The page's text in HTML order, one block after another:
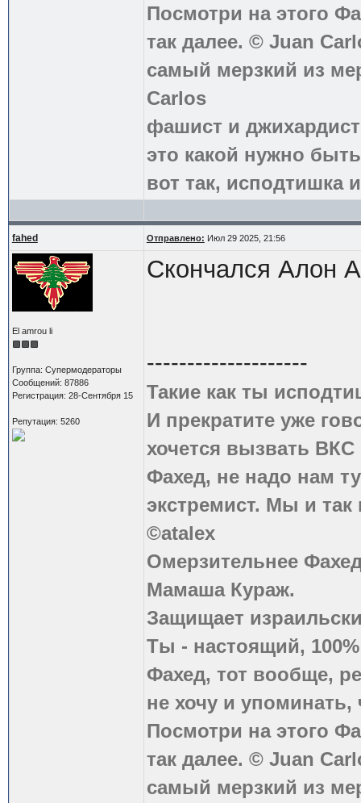
Посмотри на этого
так далее. © Juan
самый мерзкий из
Carlos
фашист и
это какой нужно
вот так, исподтишка
fahed Отправлено: Июл 29 2025, 21:56
El amrou li
Группа: Супермодераторы
Сообщений: 87886
Регистрация: 28-Сентября 15
Репутация: 5260
Скончался Алон
--------------------
Такие как ты
И прекратите уже
хочется вызвать
Фахед, не надо нам
экстремист. Мы и
©atalex
Омерзительнее
Мамаша Кураж.
Защищает
Ты - настоящий,
Фахед, тот вообще,
не хочу и
Посмотри на этого
так далее. © Juan
самый мерзкий из